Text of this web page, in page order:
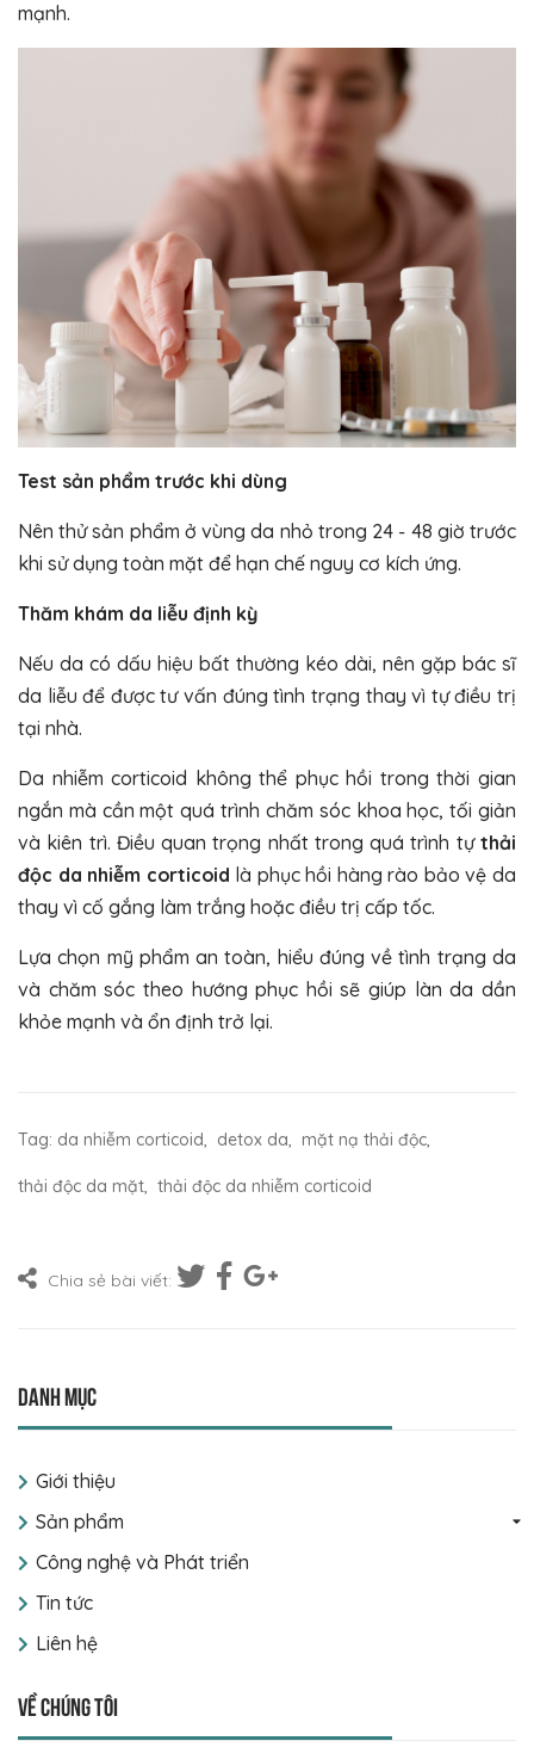
mạnh.
Test sản phẩm trước khi dùng
Nên thử sản phẩm ở vùng da nhỏ trong 24 - 48 giờ trước
khi sử dụng toàn mặt để hạn chế nguy cơ kích ứng.
Thăm khám da liễu định kỳ
Nếu da có dấu hiệu bất thường kéo dài, nên gặp bác sĩ
da liễu để được tư vấn đúng tình trạng thay vì tự điều trị
tại nhà.
Da nhiễm corticoid không thể phục hồi trong thời gian
ngắn mà cần một quá trình chăm sóc khoa học, tối giản
và kiên trì. Điều quan trọng nhất trong quá trình tự thải
độc da nhiễm corticoid là phục hồi hàng rào bảo vệ da
thay vì cố gắng làm trắng hoặc điều trị cấp tốc.
Lựa chọn mỹ phẩm an toàn, hiểu đúng về tình trạng da
và chăm sóc theo hướng phục hồi sẽ giúp làn da dần
khỏe mạnh và ổn định trở lại.
Tag: da nhiễm corticoid, detox da, mặt nạ thải độc,
thải độc da mặt, thải độc da nhiễm corticoid
Chia sẻ bài viết:
Danh mục
Giới thiệu
Sản phẩm
Công nghệ và Phát triển
Tin tức
Liên hệ
Về chúng tôi